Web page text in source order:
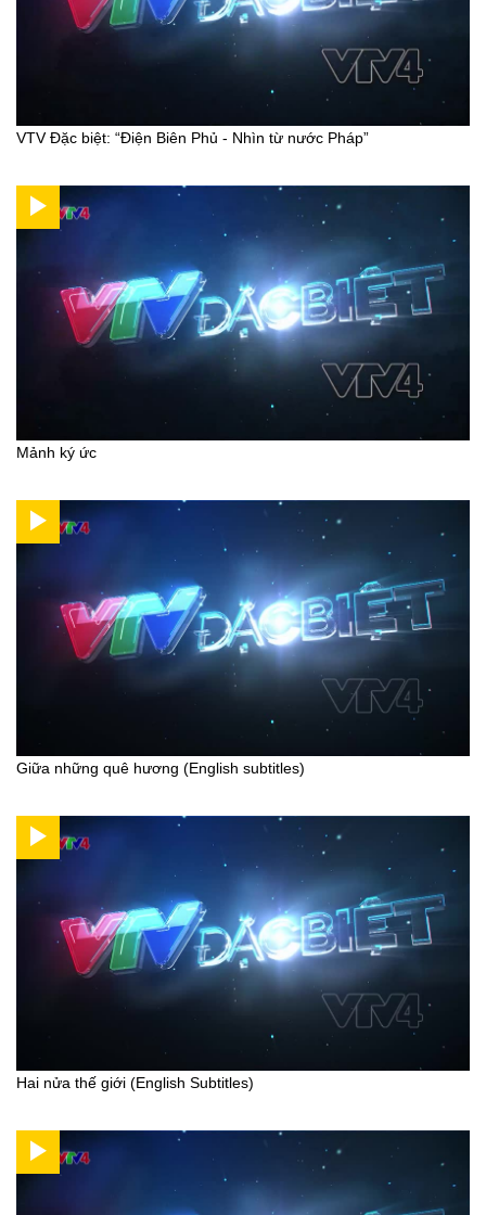
VTV Đặc biệt: “Điện Biên Phủ - Nhìn từ nước Pháp”
Mảnh ký ức
Giữa những quê hương (English subtitles)
Hai nửa thế giới (English Subtitles)